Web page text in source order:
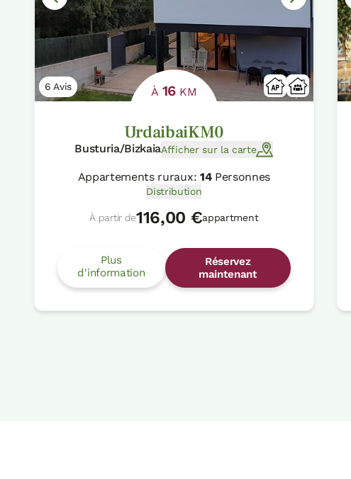
6 Avis À 16 KM
UrdaibaiKM0
Busturia/BizkaiaAfficher sur la carte
Appartements ruraux: 14Personnes
Distribution
À partir de116,00 €appartment
Plus
d'information
Réservez
maintenant